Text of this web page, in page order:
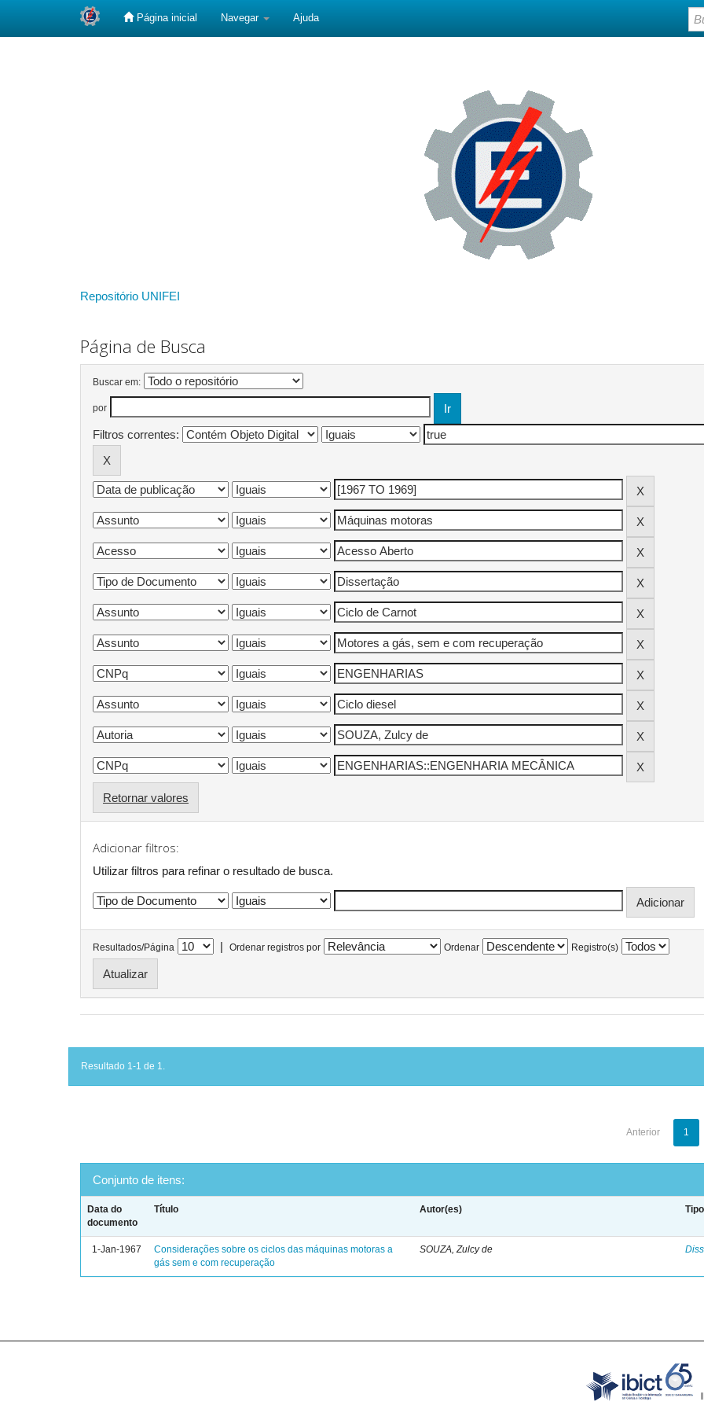
Página inicial Navegar Ajuda
Repositório UNIFEI
Página de Busca
Buscar em:
por
Filtros correntes:
Retornar valores
Adicionar filtros:
Utilizar filtros para refinar o resultado de busca.
Resultados/Página | Ordenar registros por Ordenar Registro(s)
Resultado 1-1 de 1.
Anterior 1
Conjunto de itens:
Data do
documento
Título Autor(es) Tipo
1-Jan-1967
Considerações sobre os ciclos das máquinas motoras a
gás sem e com recuperação
SOUZA, Zulcy de